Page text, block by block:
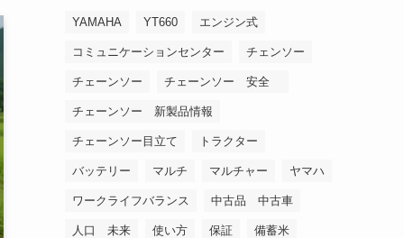
YAMAHA YT660 エンジン式
コミュニケーションセンター チェンソー
チェーンソー チェーンソー 安全
チェーンソー 新製品情報
チェーンソー目立て トラクター
バッテリー マルチ マルチャー ヤマハ
ワークライフバランス 中古品 中古車
人口 未来 使い方 保証 備蓄米